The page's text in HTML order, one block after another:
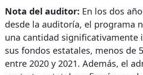
Nota del auditor: En los dos
desde la auditoría, el programa
una cantidad significativamente
sus fondos estatales, menos de
entre 2020 y 2021. Además, el